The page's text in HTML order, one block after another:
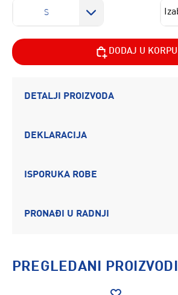
S
DODAJ U KORPU
DETALJI PROIZVODA
DEKLARACIJA
ISPORUKA ROBE
PRONAĐI U RADNJI
PREGLEDANI PROIZVODI